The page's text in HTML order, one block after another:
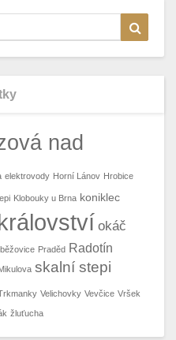
nad
elektrovody Horní Lánov Hrobice
Klobouky u Brna koniklec
okáč
Praděd Radotín
skalní stepi
Velichovky Vevčice Vršek
žluťucha